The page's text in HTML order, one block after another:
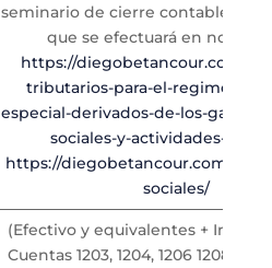
seminario de cierre contable y
que se efectuará en
https://diegobetancour.com.co/
tributarios-para-el-regimen-
especial-derivados-de-los-gastos-
sociales-y-actividades-
https://diegobetancour.com.co/
sociales/
(Efectivo y equivalentes +
Cuentas 1203, 1204, 1206 1208 +